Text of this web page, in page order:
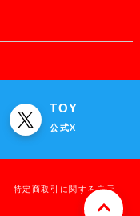
TOY
公式X
特定商取引に関する表示